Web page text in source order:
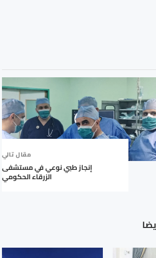
مقال تالي
إنجاز طبي نوعي في مستشفى
الزرقاء الحكومي